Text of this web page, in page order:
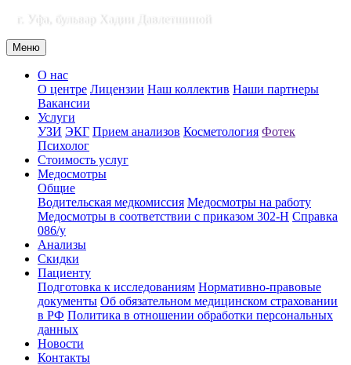
г. Уфа, бульвар Хадии Давлетшиной
Меню
О нас
О центре Лицензии Наш коллектив Наши партнеры
Вакансии
Услуги
УЗИ ЭКГ Прием анализов Косметология Фотек
Психолог
Стоимость услуг
Медосмотры
Общие
Водительская медкомиссия Медосмотры на работу
Медосмотры в соответствии с приказом 302-Н Справка
086/у
Анализы
Скидки
Пациенту
Подготовка к исследованиям Нормативно-правовые
документы Об обязательном медицинском страховании
в РФ Политика в отношении обработки персональных
данных
Новости
Контакты